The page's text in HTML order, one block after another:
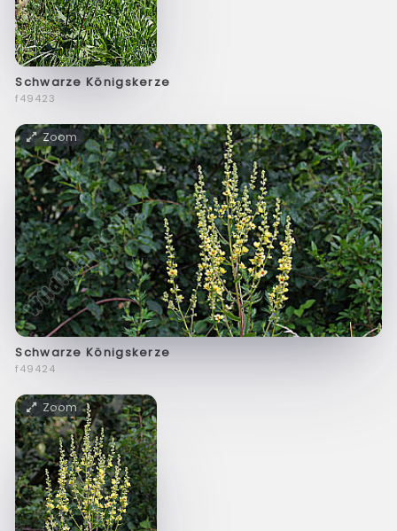
Schwarze Königskerze
f49423
Zoom
Schwarze Königskerze
f49424
Zoom